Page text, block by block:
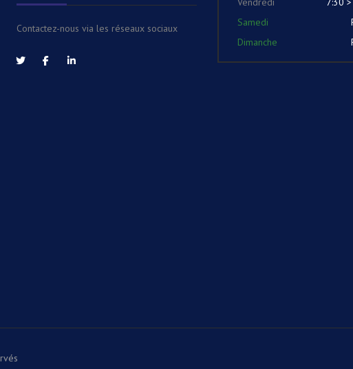
Contactez-nous via les réseaux sociaux
Samedi
Dimanche